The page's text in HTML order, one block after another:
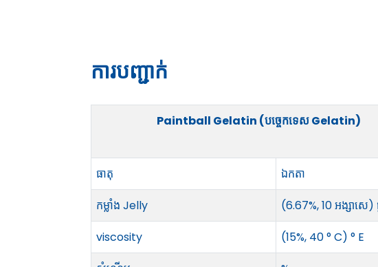
ការបញ្ជាក់
Paintball Gelatin (បច្ចេកទេស Gelatin)
ធាតុ ឯកតា
កម្លាំង Jelly
(6.67%, 10 អង្សាសេ)
viscosity
(15%, 40 ° C) ° E